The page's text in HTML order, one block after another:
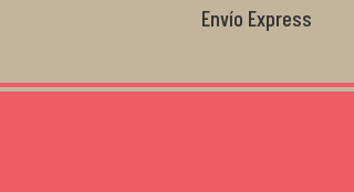
Envío Express